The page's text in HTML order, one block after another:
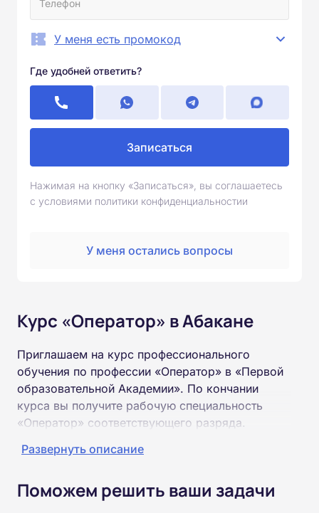
У меня есть промокод
Где удобней ответить?
Записаться
Нажимая на кнопку «Записаться», вы соглашаетесь
с условиями политики конфиденциальностии
У меня остались вопросы
Курс «Оператор» в Абакане
Приглашаем на курс профессионального
обучения по профессии «Оператор» в «Первой
образовательной Академии». По кончании
курса вы получите рабочую специальность
«Оператор» соответствующего разряда.
Пройти обучение и получить удостоверение
образования (9 или 11 классов).
Развернуть описание
Поможем решить ваши задачи